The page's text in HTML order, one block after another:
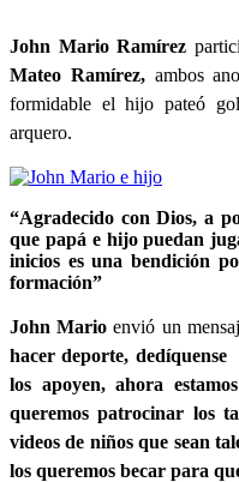
John Mario Ramírez
Mateo Ramírez, ambos
formidable el hijo pateó
arquero.
“Agradecido con Dios, a
que papá e hijo puedan
inicios es una bendición
formación”
John Marioenvió un
hacer deporte,
los apoyen, ahora
queremos patrocinar los
videos de niños que sean
los queremos becar para